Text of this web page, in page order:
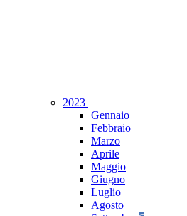
2023
Gennaio
Febbraio
Marzo
Aprile
Maggio
Giugno
Luglio
Agosto